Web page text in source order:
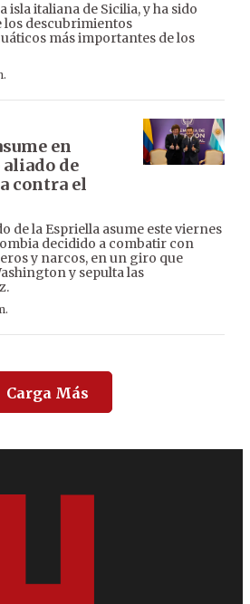
isla italiana de Sicilia, y ha sido
los descubrimientos
más importantes de los
en
de
contra el
de la Espriella asume este viernes
decidido a combatir con
y narcos, en un giro que
y sepulta las
Carga Más